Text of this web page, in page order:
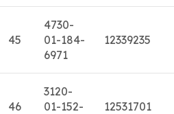
45
4730-
01-184-
6971
12339235
46
3120-
01-152-
12531701